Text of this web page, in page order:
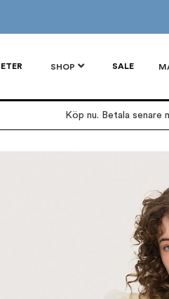
SHOP SALE
Köp nu. Betala senare